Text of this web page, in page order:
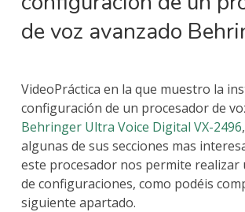
de voz avanzado
VideoPráctica en la que muestro la
configuración de un procesador de
Behringer Ultra Voice Digital VX-2496
algunas de sus secciones mas
este procesador nos permite realizar
de configuraciones, como podéis
siguiente apartado.